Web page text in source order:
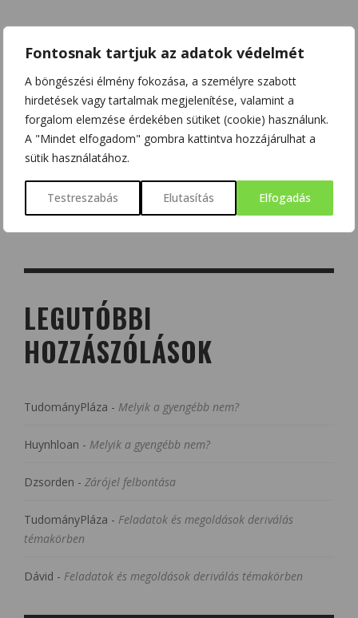
Fontosnak tartjuk az adatok védelmét
A böngészési élmény fokozása, a személyre szabott
hirdetések vagy tartalmak megjelenítése, valamint a
forgalom elemzése érdekében sütiket (cookie) használunk.
A "Mindet elfogadom" gombra kattintva hozzájárulhat a
sütik használatához.
Testreszabás Elutasítás Elfogadás
LEGUTÓBBI
HOZZÁSZÓLÁSOK
TudományPláza - Melyik a gyengébb nem?
Huynhloan - Melyik a gyengébb nem?
Dzsorden - Zárójel felbontása
TudományPláza - Feladatok és megoldások deriválás
témakörben
Dávid - Feladatok és megoldások deriválás témakörben